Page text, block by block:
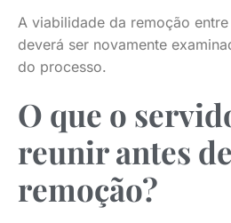
A viabilidade da remoção
deverá ser novamente
do processo.
O que o
reunir antes
remoção?